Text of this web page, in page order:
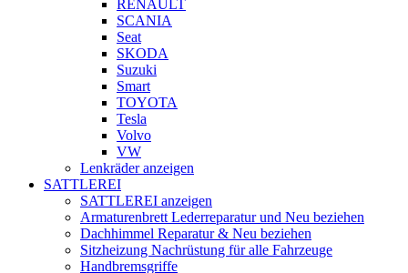
RENAULT
SCANIA
Seat
SKODA
Suzuki
Smart
TOYOTA
Tesla
Volvo
VW
Lenkräder anzeigen
SATTLEREI
SATTLEREI anzeigen
Armaturenbrett Lederreparatur und Neu beziehen
Dachhimmel Reparatur & Neu beziehen
Sitzheizung Nachrüstung für alle Fahrzeuge
Handbremsgriffe